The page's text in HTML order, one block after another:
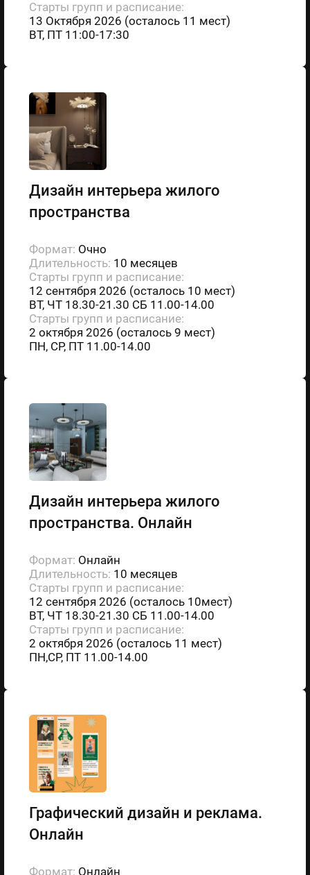
Старты групп и расписание:
13 Октября 2026 (осталось 11 мест)
ВТ, ПТ 11:00-17:30
Дизайн интерьера жилого
пространства
Формат: Очно
Длительность: 10 месяцев
Старты групп и расписание:
12 сентября 2026 (осталось 10 мест)
ВТ, ЧТ 18.30-21.30 СБ 11.00-14.00
Старты групп и расписание:
2 октября 2026 (осталось 9 мест)
ПН, СР, ПТ 11.00-14.00
Дизайн интерьера жилого
пространства. Онлайн
Формат: Онлайн
Длительность: 10 месяцев
Старты групп и расписание:
12 сентября 2026 (осталось 10мест)
ВТ, ЧТ 18.30-21.30 СБ 11.00-14.00
Старты групп и расписание:
2 октября 2026 (осталось 11 мест)
ПН,СР, ПТ 11.00-14.00
Графический дизайн и реклама.
Онлайн
Формат: Онлайн